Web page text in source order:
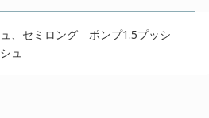
、セミロング ポンプ1.5プッシ
ュ